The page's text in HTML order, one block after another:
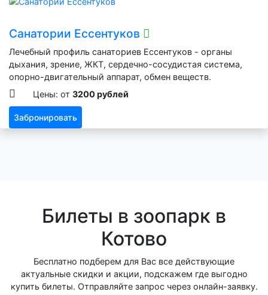
Санатории Ессентуков
Лечебный профиль санаториев Ессентуков - органы
дыхания, зрение, ЖКТ, сердечно-сосудистая система,
опорно-двигательный аппарат, обмен веществ.
Цены: от 3200 рублей
Забронировать
Билеты в зоопарк в
Котово
Бесплатно подберем для Вас все действующие
актуальные скидки и акции, подскажем где выгодно
купить билеты. Отправляйте запрос через онлайн-заявку.